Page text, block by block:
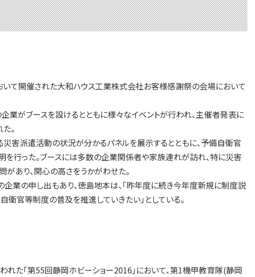
いて開催された大和ハウス工業株式会社お客様感謝祭の会場において
がブースを設けるとともに様々なイベントが行われ、主催者発表に
。
害派遣活動の状況が分かるパネルを展示するとともに、予備自衛官
行った。ブースには多数の企業関係者や家族連れが訪れ、特に災害
あり、関心の高さをうかがわせた。
業の申し出もあり、徳島地本は、「昨年度に続き今年度新規に制度説
官等制度の普及を推進していきたい」としている。
た「第55回静岡ホビーショー2016」において、第1機甲教育隊(静岡